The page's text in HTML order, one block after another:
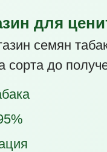
для
семян
сорта до